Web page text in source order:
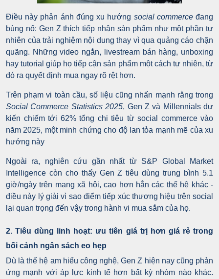
Điều này phản ánh đúng xu hướng social commerceđang
bùng nổ: Gen Z thích tiếp nhận sản phẩm như một phần tự
nhiên của trải nghiệm nội dung thay vì qua quảng cáo chặn
quãng. Những video ngắn, livestream bán hàng, unboxing
hay tutorial giúp họ tiếp cận sản phẩm một cách tự nhiên, từ
đó ra quyết định mua ngay rõ rệt hơn.
Trên phạm vi toàn cầu, số liệu cũng nhấn mạnh rằng trong
Social Commerce Statistics 2025, Gen Z và Millennials dự
kiến chiếm tới 62% tổng chi tiêu từ social commerce vào
năm 2025, một minh chứng cho độ lan tỏa mạnh mẽ của xu
hướng này
Ngoài ra, nghiên cứu gần nhất từ S&P Global Market
Intelligence còn cho thấy Gen Z tiêu dùng trung bình 5.1
giờ/ngày trên mạng xã hội, cao hơn hẳn các thế hệ khác -
điều này lý giải vì sao điểm tiếp xúc thương hiệu trên social
lại quan trọng đến vậy trong hành vi mua sắm của họ.
2. Tiêu dùng linh hoạt: ưu tiên giá trị hơn giá rẻ trong
bối cảnh ngân sách eo hẹp
Dù là thế hệ am hiểu công nghệ, Gen Z hiện nay cũng phản
ứng mạnh với áp lực kinh tế hơn bất kỳ nhóm nào khác.